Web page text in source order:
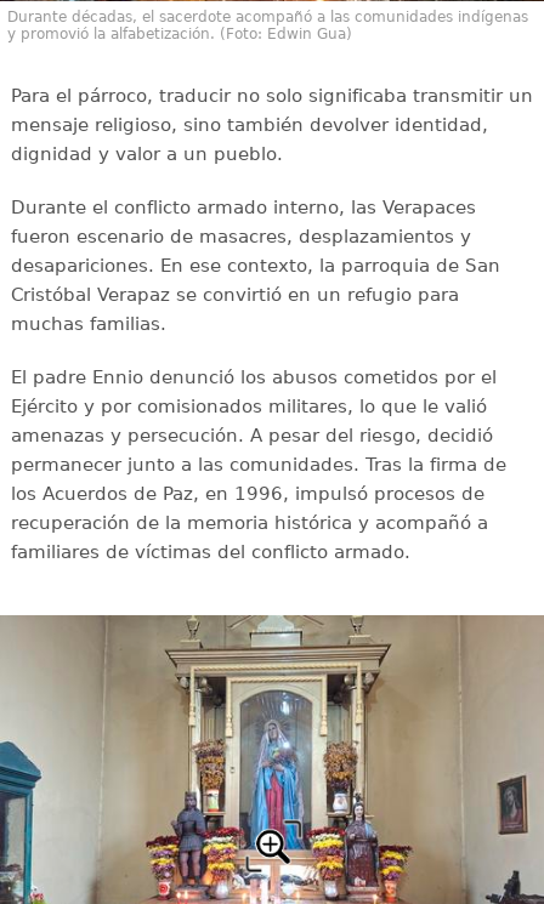
Durante décadas, el sacerdote acompañó a las comunidades indígenas
y promovió la alfabetización. (Foto: Edwin Gua)
Para el párroco, traducir no solo significaba transmitir un
mensaje religioso, sino también devolver identidad,
dignidad y valor a un pueblo.
Durante el conflicto armado interno, las Verapaces
fueron escenario de masacres, desplazamientos y
desapariciones. En ese contexto, la parroquia de San
Cristóbal Verapaz se convirtió en un refugio para
muchas familias.
El padre Ennio denunció los abusos cometidos por el
Ejército y por comisionados militares, lo que le valió
amenazas y persecución. A pesar del riesgo, decidió
permanecer junto a las comunidades. Tras la firma de
los Acuerdos de Paz, en 1996, impulsó procesos de
recuperación de la memoria histórica y acompañó a
familiares de víctimas del conflicto armado.